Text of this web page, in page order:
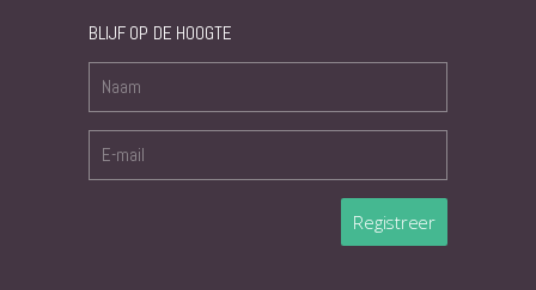
BLIJF OP DE HOOGTE
Registreer